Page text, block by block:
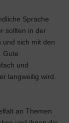
Sprache
sollten in der
und sich mit den
Gute
und
langweilig wird.
an Themen